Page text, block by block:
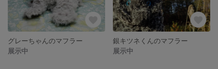
グレーちゃんのマフラー
展示中
銀キツネくんのマフラー
展示中